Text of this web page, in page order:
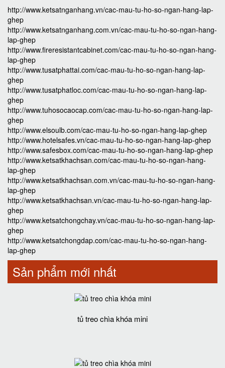
http://www.ketsatnganhang.vn/cac-mau-tu-ho-so-ngan-hang-lap-
ghep
http://www.ketsatnganhang.com.vn/cac-mau-tu-ho-so-ngan-hang-
lap-ghep
http://www.fireresistantcabinet.com/cac-mau-tu-ho-so-ngan-hang-
lap-ghep
http://www.tusatphattai.com/cac-mau-tu-ho-so-ngan-hang-lap-
ghep
http://www.tusatphatloc.com/cac-mau-tu-ho-so-ngan-hang-lap-
ghep
http://www.tuhosocaocap.com/cac-mau-tu-ho-so-ngan-hang-lap-
ghep
http://www.elsoulb.com/cac-mau-tu-ho-so-ngan-hang-lap-ghep
http://www.hotelsafes.vn/cac-mau-tu-ho-so-ngan-hang-lap-ghep
http://www.safesbox.com/cac-mau-tu-ho-so-ngan-hang-lap-ghep
http://www.ketsatkhachsan.com/cac-mau-tu-ho-so-ngan-hang-
lap-ghep
http://www.ketsatkhachsan.com.vn/cac-mau-tu-ho-so-ngan-hang-
lap-ghep
http://www.ketsatkhachsan.vn/cac-mau-tu-ho-so-ngan-hang-lap-
ghep
http://www.ketsatchongchay.vn/cac-mau-tu-ho-so-ngan-hang-lap-
ghep
http://www.ketsatchongdap.com/cac-mau-tu-ho-so-ngan-hang-
lap-ghep
Sản phẩm mới nhất
tủ treo chìa khóa mini